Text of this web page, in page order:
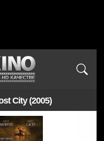
City (2005)